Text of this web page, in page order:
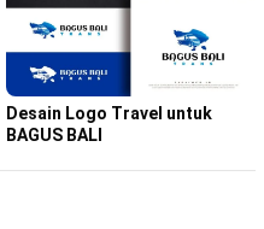
Desain Logo Travel untuk
BAGUS BALI